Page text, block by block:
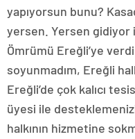
yapıyorsun bunu?
yersen. Yersen gidiyor
Ömrümü Ereğli’ye
soyunmadım, Ereğli
Ereğli’de çok kalıcı
üyesi ile
halkının hizmetine